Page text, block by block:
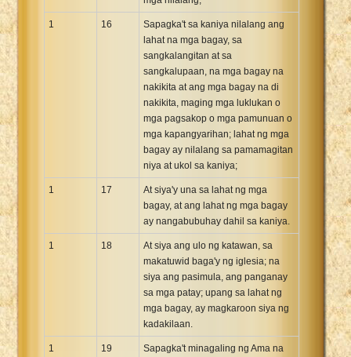
1 16
Sapagka't sa kaniya nilalang ang
lahat na mga bagay, sa
sangkalangitan at sa
sangkalupaan, na mga bagay na
nakikita at ang mga bagay na di
nakikita, maging mga luklukan o
mga pagsakop o mga pamunuan o
mga kapangyarihan; lahat ng mga
bagay ay nilalang sa pamamagitan
niya at ukol sa kaniya;
1 17
At siya'y una sa lahat ng mga
bagay, at ang lahat ng mga bagay
ay nangabubuhay dahil sa kaniya.
1 18
At siya ang ulo ng katawan, sa
makatuwid baga'y ng iglesia; na
siya ang pasimula, ang panganay
sa mga patay; upang sa lahat ng
mga bagay, ay magkaroon siya ng
kadakilaan.
1 19
Sapagka't minagaling ng Ama na